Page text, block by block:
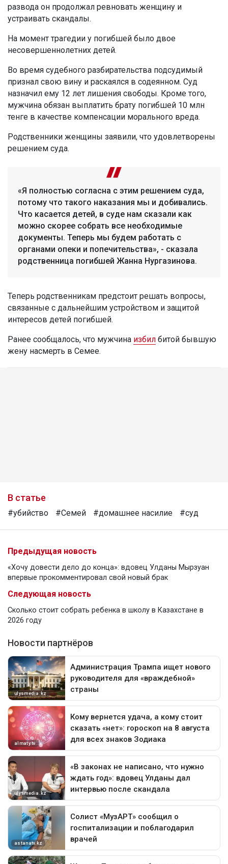
развода он продолжал ревновать женщину и
устраивать скандалы.
На момент трагедии у погибшей было двое
несовершеннолетних детей.
Во время судебного разбирательства подсудимый
признал свою вину и раскаялся в содеянном. Суд
назначил ему 12 лет лишения свободы. Кроме того,
мужчина обязан выплатить брату погибшей 10 млн
тенге в качестве компенсации морального вреда.
Родственники женщины заявили, что удовлетворены
решением суда.
«Я полностью согласна с этим решением суда,
потому что такого наказания мы и добивались.
Что касается детей, в суде нам сказали как
можно скорее собрать все необходимые
документы. Теперь мы будем работать с
органами опеки и попечительства», - сказала
родственница погибшей Жанна Нургазинова.
Теперь родственникам предстоит решать вопросы,
связанные с дальнейшим устройством и защитой
интересов детей погибшей.
Ранее сообщалось, что мужчина избил битой бывшую
жену насмерть в Семее.
В статье
#убийство #Семей #домашнее насилие #суд
Предыдущая новость
«Хочу довести дело до конца»: вдовец Улданы Мырзуан
впервые прокомментировал свой новый брак
Следующая новость
Сколько стоит собрать ребенка в школу в Казахстане в
2026 году